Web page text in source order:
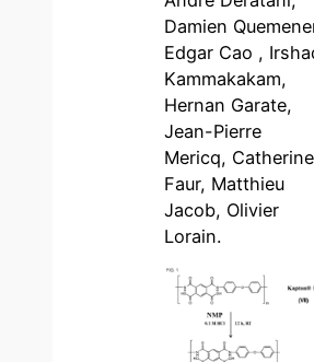
Damien
Edgar Cao ,
Kammakakam,
Hernan Garate,
Jean-Pierre
Mericq, Catherine
Faur, Matthieu
Jacob, Olivier
Lorain.